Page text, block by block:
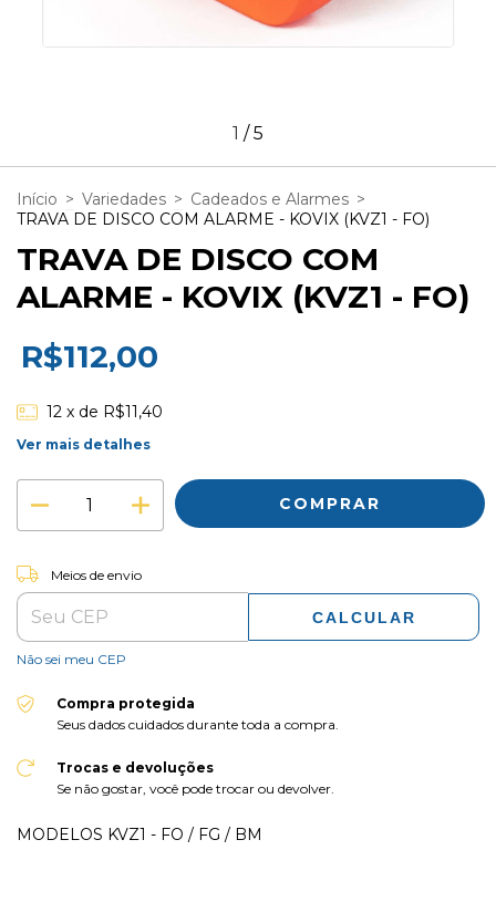
1 /5
Início > Variedades > Cadeados e Alarmes >
TRAVA DE DISCO COM ALARME - KOVIX (KVZ1 - FO)
TRAVA DE DISCO COM
ALARME - KOVIX (KVZ1 - FO)
R$112,00
12 x de R$11,40
Ver mais detalhes
Entregas para o CEP:
Meios de envio
CALCULAR
Não sei meu CEP
Compra protegida
Seus dados cuidados durante toda a compra.
Trocas e devoluções
Se não gostar, você pode trocar ou devolver.
MODELOS KVZ1 - FO / FG / BM